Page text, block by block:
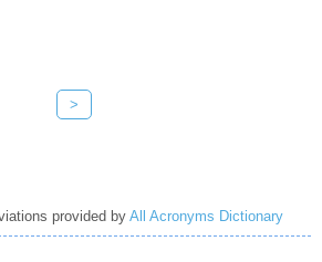
>
provided by All Acronyms Dictionary